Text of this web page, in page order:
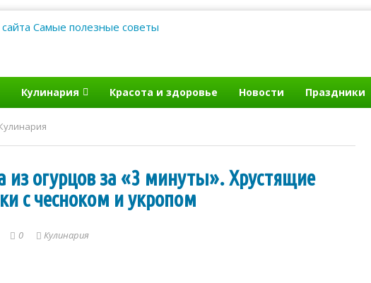
Кулинария Красота и здоровье Новости Праздники
из огурцов за «3 минуты». Хрустящие
с чесноком и укропом
0 Кулинария